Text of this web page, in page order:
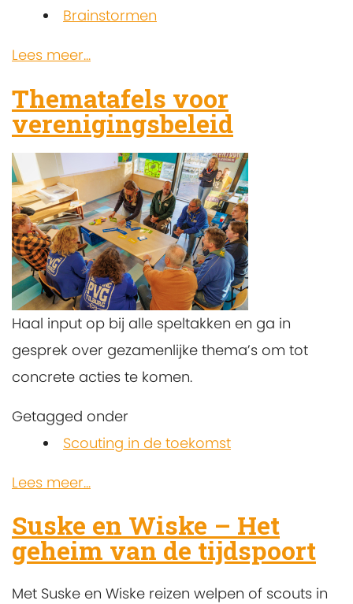
Brainstormen
Lees meer...
Thematafels voor
verenigingsbeleid
Haal input op bij alle speltakken en ga in
gesprek over gezamenlijke thema’s om tot
concrete acties te komen.
Getagged onder
Scouting in de toekomst
Lees meer...
Suske en Wiske – Het
geheim van de tijdspoort
Met Suske en Wiske reizen welpen of scouts in